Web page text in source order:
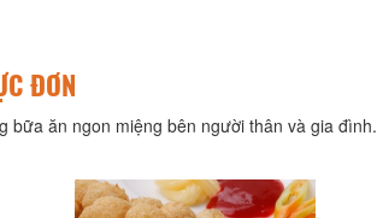
ĐƠN
bữa ăn ngon miệng bên người thân và gia đình.